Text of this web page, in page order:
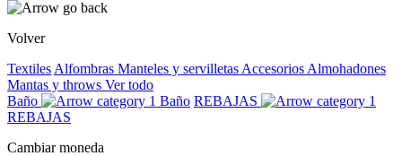
Volver
Textiles Alfombras Manteles y servilletas Accesorios Almohadones
Mantas y throws Ver todo
Baño
Baño REBAJAS
REBAJAS
Cambiar moneda